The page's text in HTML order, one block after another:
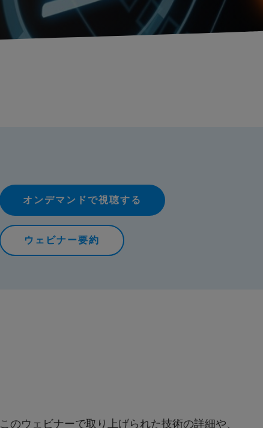
オンデマンドで視聴する
ウェビナー要約
このウェビナーで取り上げられた技術の詳細や、